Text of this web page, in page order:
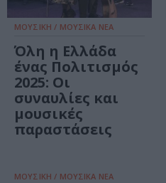
ΜΟΥΣΙΚΗ / ΜΟΥΣΙΚΑ ΝΕΑ
Όλη η Ελλάδα
ένας Πολιτισμός
2025: Οι
συναυλίες και
μουσικές
παραστάσεις
ΜΟΥΣΙΚΗ / ΜΟΥΣΙΚΑ ΝΕΑ